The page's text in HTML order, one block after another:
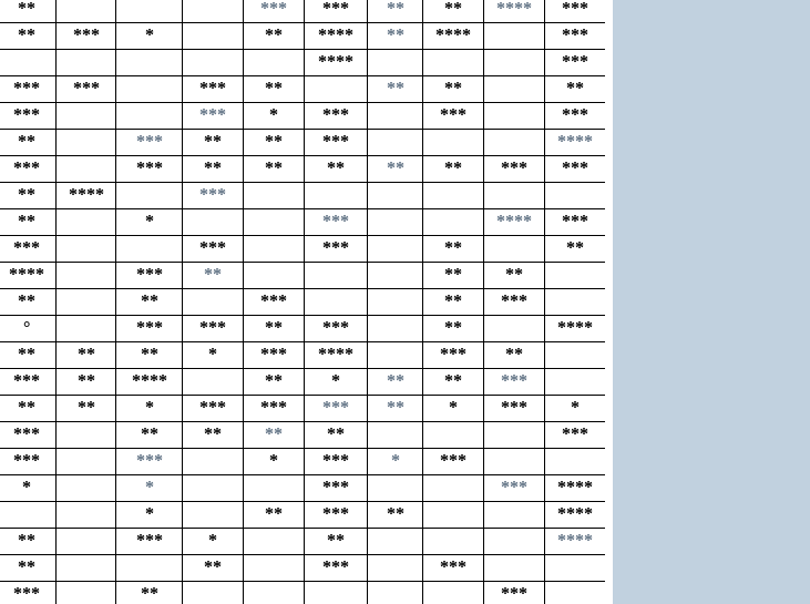
** *** *** ** ** **** ***
** *** * ** **** ** **** ***
**** ***
*** *** *** ** ** ** **
*** *** * *** *** ***
** *** ** ** *** ****
*** *** ** ** ** ** ** *** ***
** **** ***
** * *** **** ***
*** *** *** ** **
**** *** ** ** **
** ** *** ** ***
° *** *** ** *** ** ****
** ** ** * *** **** *** **
*** ** **** ** * ** ** ***
** ** * *** *** *** ** * *** *
*** ** ** ** ** ***
*** *** * *** * ***
* * *** *** ****
* ** *** ** ****
** *** * ** ****
** ** *** ***
*** ** ***